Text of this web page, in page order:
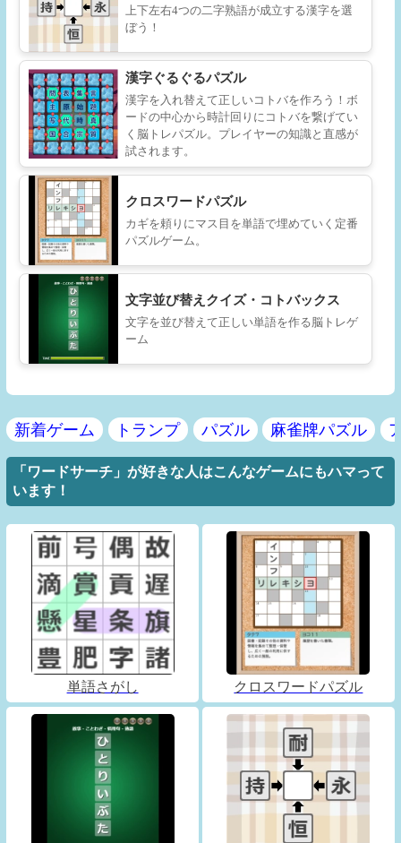
上下左右4つの二字熟語が成立する漢字を選
ぼう！
漢字ぐるぐるパズル
漢字を入れ替えて正しいコトバを作ろう！ボ
ードの中心から時計回りにコトバを繋げてい
く脳トレパズル。プレイヤーの知識と直感が
試されます。
クロスワードパズル
カギを頼りにマス目を単語で埋めていく定番
パズルゲーム。
文字並び替えクイズ・コトバックス
文字を並び替えて正しい単語を作る脳トレゲ
ーム
新着ゲーム トランプ パズル 麻雀牌パズル
「ワードサーチ」が好きな人はこんなゲームにもハマって
います！
単語さがし クロスワードパズル